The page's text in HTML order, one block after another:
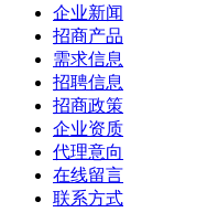
企业新闻
招商产品
需求信息
招聘信息
招商政策
企业资质
代理意向
在线留言
联系方式